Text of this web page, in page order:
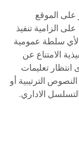
على الموقع
الزامية تنفيذ
لأي سلطة عمومية
الامتناع عن
تعليمات
الترتيبية أو
الاداري.